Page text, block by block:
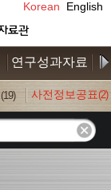
Korean English
연구성과자료
(19) 사전정보공표(2)